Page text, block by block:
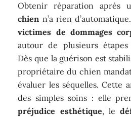
Obtenir réparation après
chien n’a rien
victimes de dommages
autour de plusieurs étapes
Dès que la guérison est
propriétaire du chien
évaluer les séquelles. Cette
des simples soins : elle
préjudice esthétique, le